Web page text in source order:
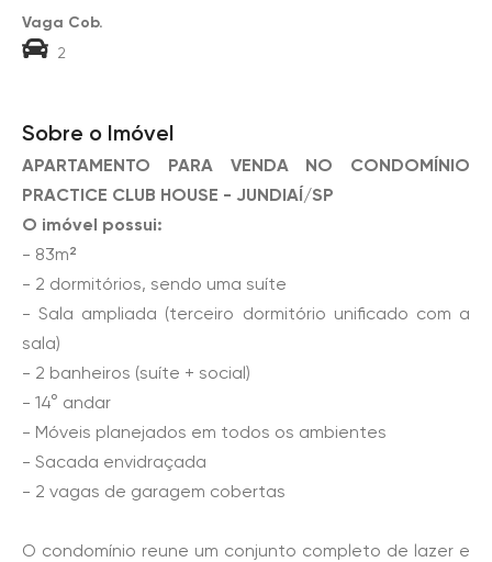
Vaga Cob.
2
Sobre o Imóvel
APARTAMENTO PARA VENDA NO CONDOMÍNIO
PRACTICE CLUB HOUSE - JUNDIAÍ/SP
O imóvel possui:
- 83m²
- 2 dormitórios, sendo uma suíte
- Sala ampliada (terceiro dormitório unificado com a
sala)
- 2 banheiros (suíte + social)
- 14° andar
- Móveis planejados em todos os ambientes
- Sacada envidraçada
- 2 vagas de garagem cobertas
O condomínio reune um conjunto completo de lazer e